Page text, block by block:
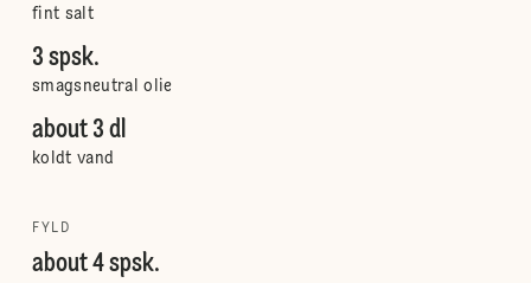
fint salt
3 spsk.
smagsneutral olie
about 3 dl
koldt vand
FYLD
about 4 spsk.